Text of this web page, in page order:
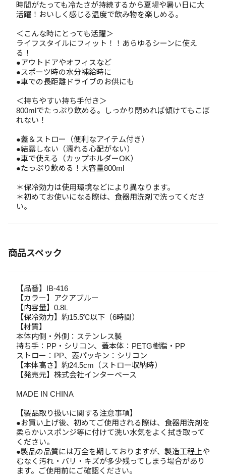
時間がたっても冷たさが持続するから夏場や暑い日に大
活躍！おいしく感じる温度で飲み物を楽しめる。
＜こんな時にとっても活躍＞
ライフスタイルにフィット！！あらゆるシーンに使え
る！
●アウトドアやオフィスなど
●スポーツ時の水分補給時に
●車での長距離ドライブのお供にも
＜持ちやすい持ち手付き＞
800mlでたっぷり飲める。しっかり閉めれば傾けてもこぼ
れない！
●蓋＆ストロー（便利なアイテム付き）
●結露しない（濡れる心配がない）
●車で使える（カップホルダーOK）
●たっぷり飲める！大容量800ml
＊保冷効力は使用環境などにより異なります。
＊初めてお使いになる際は、食器用洗剤で洗ってくださ
い。
商品スペック
【品番】IB-416
【カラー】アクアブルー
【内容量】0.8L
【保冷効力】約15.5℃以下（6時間）
【材質】
本体内側・外側：ステンレス製
持ち手：PP・シリコン、蓋本体：PETG樹脂・PP
ストロー：PP、蓋パッキン：シリコン
【本体高さ】約24.5cm（ストロー収納時）
【発売元】株式会社インターベース
MADE IN CHINA
【製品取り扱いに関する注意事項】
●お買い上げ後、初めてご使用される際は、食器用洗剤を
柔らかいスポンジ等に付けて洗い水気をよく拭き取って
ください。
●製品の品質には万全を期しておりますが、製造工程上や
むなく汚れ・バリ・キズが多少残ってしまう場合があり
ます。ご使用前にご確認ください。